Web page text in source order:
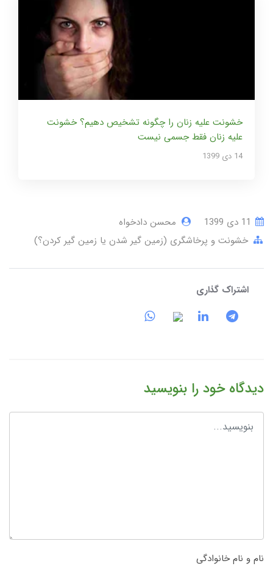
خشونت علیه زنان را چگونه تشخیص دهیم؟ خشونت
علیه زنان فقط جسمی نیست
14 دی 1399
محسن دادخواه
خشونت و پرخاشگری (زمین گیر شدن یا زمین گیر کردن؟)
اشتراک گذاری
دیدگاه خود را بنویسید
نام و نام خانوادگی